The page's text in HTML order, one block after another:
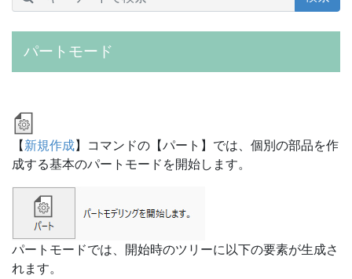
パートモード
【 新規作成】コマンドの【パート】では、個別の部品を作
成する基本のパートモードを開始します。
パートモードでは、開始時のツリーに以下の要素が生成さ
れます。